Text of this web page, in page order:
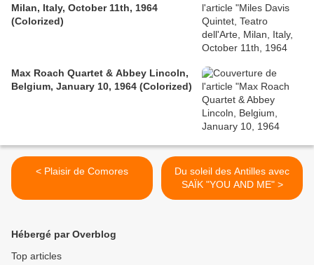
Milan, Italy, October 11th, 1964
(Colorized)
Max Roach Quartet & Abbey Lincoln,
Belgium, January 10, 1964 (Colorized)
< Plaisir de Comores
Du soleil des Antilles avec
SAÏK "YOU AND ME" >
Hébergé par Overblog
Top articles